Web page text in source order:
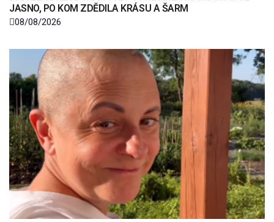
JASNO, PO KOM ZDĚDILA KRÁSU A ŠARM
08/08/2026